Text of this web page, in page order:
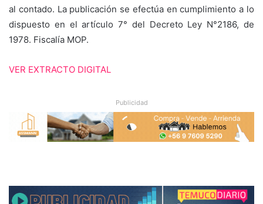
al contado. La publicación se efectúa en cumplimiento a lo
dispuesto en el artículo 7° del Decreto Ley N°2186, de
1978. Fiscalía MOP.
VER EXTRACTO DIGITAL
Publicidad